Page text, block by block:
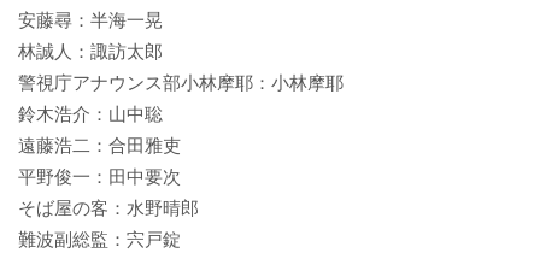
安藤尋：半海一晃
林誠人：諏訪太郎
警視庁アナウンス部小林摩耶：小林摩耶
鈴木浩介：山中聡
遠藤浩二：合田雅吏
平野俊一：田中要次
そば屋の客：水野晴郎
難波副総監：宍戸錠